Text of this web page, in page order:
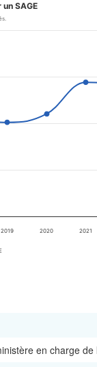
SAGE
2019 2020 2021
en charge